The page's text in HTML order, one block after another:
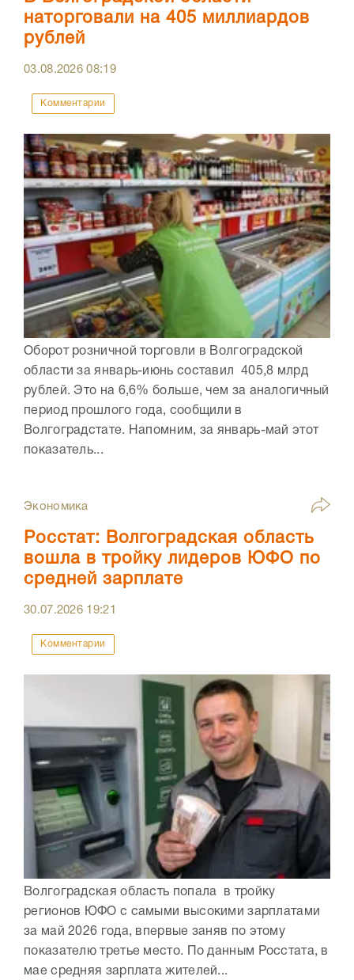
наторговали на 405 миллиардов
рублей
03.08.202608:19
Комментарии
Оборот розничной торговли в Волгоградской
области за январь-июнь составил 405,8 млрд
рублей. Это на 6,6% больше, чем за аналогичный
период прошлого года, сообщили в
Волгоградстате. Напомним, за январь-май этот
показатель...
Экономика
Росстат: Волгоградская область
вошла в тройку лидеров ЮФО по
средней зарплате
30.07.2026 19:21
Комментарии
Волгоградская область попала в тройку
регионов ЮФО с самыми высокими зарплатами
за май 2026 года, впервые заняв по этому
показателю третье место. По данным Росстата, в
мае средняя зарплата жителей...